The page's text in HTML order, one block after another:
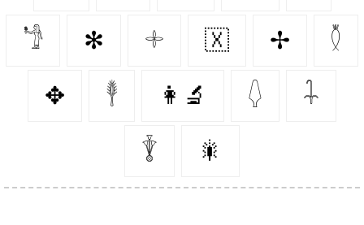
𓁙 ✻ 𓇬 🇽‌ ✢ 𓇟
✥ 𓇣 👩‍🔬 𓆭 𓇑
𓇊 🎇